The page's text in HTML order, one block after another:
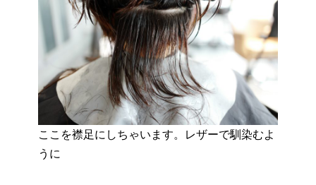
ここを襟足にしちゃいます。レザーで馴染むよ
うに